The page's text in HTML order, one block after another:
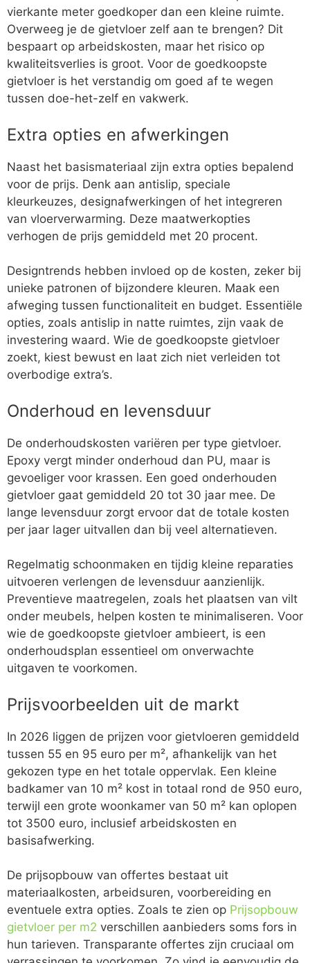
vierkante meter goedkoper dan een kleine ruimte.
Overweeg je de gietvloer zelf aan te brengen? Dit
bespaart op arbeidskosten, maar het risico op
kwaliteitsverlies is groot. Voor de goedkoopste
gietvloer is het verstandig om goed af te wegen
tussen doe-het-zelf en vakwerk.
Extra opties en afwerkingen
Naast het basismateriaal zijn extra opties bepalend
voor de prijs. Denk aan antislip, speciale
kleurkeuzes, designafwerkingen of het integreren
van vloerverwarming. Deze maatwerkopties
verhogen de prijs gemiddeld met 20 procent.
Designtrends hebben invloed op de kosten, zeker bij
unieke patronen of bijzondere kleuren. Maak een
afweging tussen functionaliteit en budget. Essentiële
opties, zoals antislip in natte ruimtes, zijn vaak de
investering waard. Wie de goedkoopste gietvloer
zoekt, kiest bewust en laat zich niet verleiden tot
overbodige extra’s.
Onderhoud en levensduur
De onderhoudskosten variëren per type gietvloer.
Epoxy vergt minder onderhoud dan PU, maar is
gevoeliger voor krassen. Een goed onderhouden
gietvloer gaat gemiddeld 20 tot 30 jaar mee. De
lange levensduur zorgt ervoor dat de totale kosten
per jaar lager uitvallen dan bij veel alternatieven.
Regelmatig schoonmaken en tijdig kleine reparaties
uitvoeren verlengen de levensduur aanzienlijk.
Preventieve maatregelen, zoals het plaatsen van vilt
onder meubels, helpen kosten te minimaliseren. Voor
wie de goedkoopste gietvloer ambieert, is een
onderhoudsplan essentieel om onverwachte
uitgaven te voorkomen.
Prijsvoorbeelden uit de markt
In 2026 liggen de prijzen voor gietvloeren gemiddeld
tussen 55 en 95 euro per m², afhankelijk van het
gekozen type en het totale oppervlak. Een kleine
badkamer van 10 m² kost in totaal rond de 950 euro,
terwijl een grote woonkamer van 50 m² kan oplopen
tot 3500 euro, inclusief arbeidskosten en
basisafwerking.
De prijsopbouw van offertes bestaat uit
materiaalkosten, arbeidsuren, voorbereiding en
eventuele extra opties. Zoals te zien op Prijsopbouw
gietvloer per m2 verschillen aanbieders soms fors in
hun tarieven. Transparante offertes zijn cruciaal om